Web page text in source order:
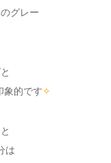
グレー
象的です✧
は